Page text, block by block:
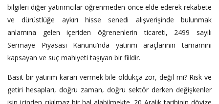
bilgileri diğer yatırımcılar öğrenmeden önce elde ederek rekabete
ve dürüstlüğe aykırı hisse senedi alışverişinde bulunmak
anlamına gelen içeriden öğrenenlerin ticareti, 2499 sayılı
Sermaye Piyasası Kanunu’nda yatırım araçlarının tamamını
kapsayan ve suç mahiyeti taşıyan bir fiildir.
Basit bir yatırım kararı vermek bile oldukça zor, değil mi? Risk ve
getiri hesapları, doğru zaman, doğru sektör derken değişkenler